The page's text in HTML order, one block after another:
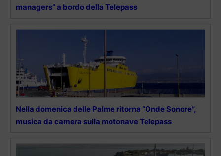
managers” a bordo della Telepass
Nella domenica delle Palme ritorna “Onde Sonore”,
musica da camera sulla motonave Telepass